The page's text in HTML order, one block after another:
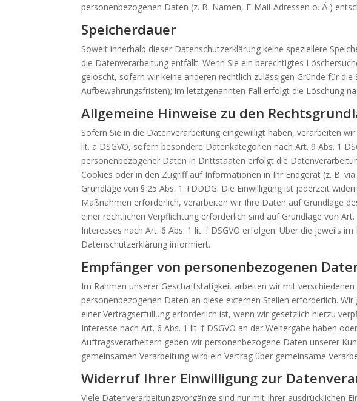
personenbezogenen Daten (z. B. Namen, E-Mail-Adressen o. Ä.)
Speicherdauer
Soweit innerhalb dieser Datenschutzerklärung keine speziellere
die Datenverarbeitung entfällt. Wenn Sie ein berechtigtes
gelöscht, sofern wir keine anderen rechtlich zulässigen Gründe für
Aufbewahrungsfristen); im letztgenannten Fall erfolgt die Löschung
Allgemeine Hinweise zu den
Sofern Sie in die Datenverarbeitung eingewilligt haben, verarbeiten
lit. a DSGVO, sofern besondere Datenkategorien nach Art. 9 Abs. 1
personenbezogener Daten in Drittstaaten erfolgt die
Cookies oder in den Zugriff auf Informationen in Ihr Endgerät (z. B.
Grundlage von § 25 Abs. 1 TDDDG. Die Einwilligung ist jederzeit
Maßnahmen erforderlich, verarbeiten wir Ihre Daten auf Grundlage
einer rechtlichen Verpflichtung erforderlich sind auf Grundlage von
Interesses nach Art. 6 Abs. 1 lit. f DSGVO erfolgen. Über die jeweils
Datenschutzerklärung informiert.
Empfänger von personenbezogenen
Im Rahmen unserer Geschäftstätigkeit arbeiten wir mit
personenbezogenen Daten an diese externen Stellen erforderlich.
einer Vertragserfüllung erforderlich ist, wenn wir gesetzlich hierzu
Interesse nach Art. 6 Abs. 1 lit. f DSGVO an der Weitergabe haben
Auftragsverarbeitern geben wir personenbezogene Daten unserer
gemeinsamen Verarbeitung wird ein Vertrag über gemeinsame
Widerruf Ihrer Einwilligung zur
Viele Datenverarbeitungsvorgänge sind nur mit Ihrer ausdrücklichen